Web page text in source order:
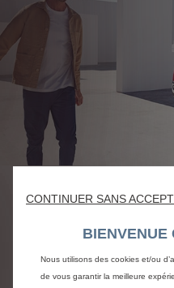
CITROËN
abonnement
CONTINUER SANS
BIENVENUE
Nous utilisons des cookies et/ou
de vous garantir la meilleure